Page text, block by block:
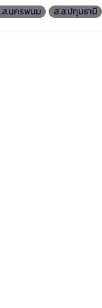
ส.นครพนม ส.ส.ปทุมธานี